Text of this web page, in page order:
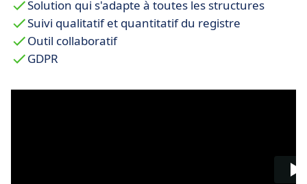
Solution qui s'adapte à toutes les structures
Suivi qualitatif et quantitatif du registre
Outil collaboratif
GDPR